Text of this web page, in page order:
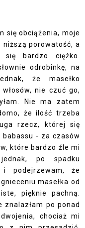
się obciążenia, moje
porowatość, a
bardzo ciężko.
odrobinkę, na
że masełko
nie czuć go,
Nie ma zatem
że ilość trzeba
rzecz, której się
babassu - za czasów
które bardzo źle mi
po spadku
i podejrzewam, że
masełka od
pięknie pachną.
znalazłam po ponad
chociaż mi